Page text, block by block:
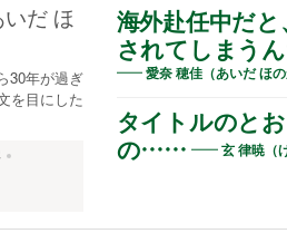
海外赴任中だ
されてしまう
愛奈 穂佳（あいだ ほの
タイトルのと
の……
玄 律暁（
だ ほ
30年が過ぎ
を目にした